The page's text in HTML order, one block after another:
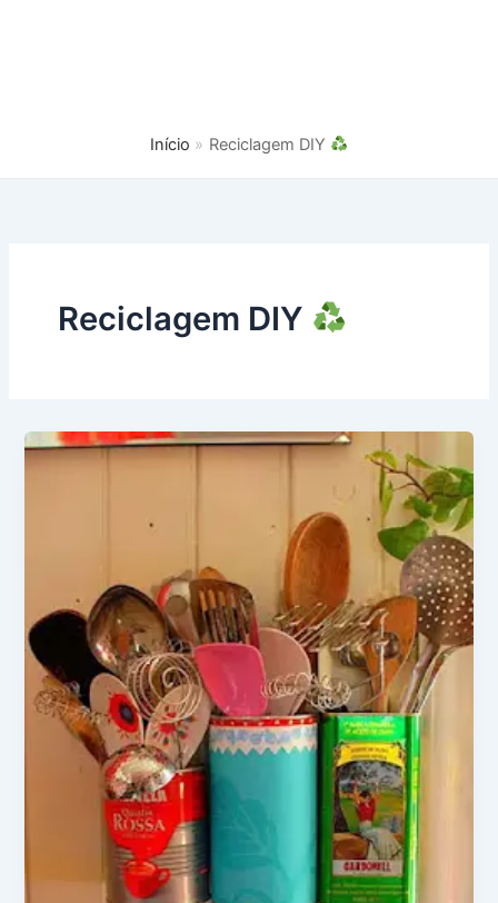
Início Reciclagem DIY
Reciclagem DIY